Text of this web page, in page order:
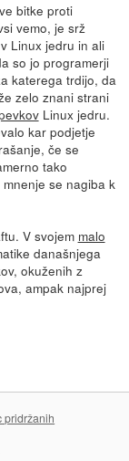
bitke proti
vemo, je srž
Linux jedru in ali
so jo programerji
katerega trdijo, da
zelo znani strani
Linux jedru.
kar podjetje
če se
tako
se nagiba k
V svojem malo
današnjega
okuženih z
ampak najprej
pridržanih